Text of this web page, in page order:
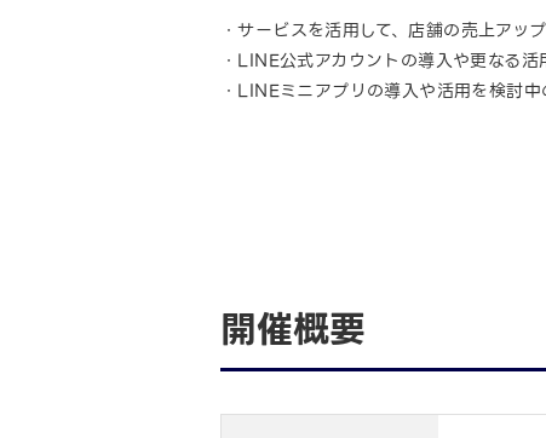
・サービスを活用して、店舗の売上アッ
・LINE公式アカウントの導入や更なる
・LINEミニアプリの導入や活用を検討中
開催概要